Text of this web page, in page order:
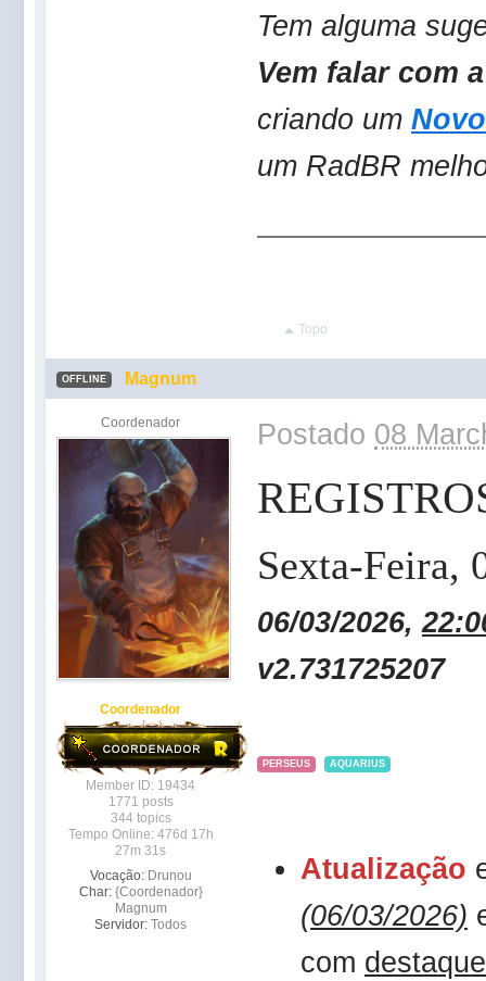
Tem alguma
Vem falar com
criando um
um RadBR
Topo
OFFLINE Magnum
Coordenador
Coordenador
Member ID: 19434
1771 posts
344 topics
Tempo Online: 476d 17h
27m 31s
Vocação: Drunou
Char: {Coordenador}
Magnum
Servidor: Todos
Postado 08
Sexta-Feira,
06/03/2026,
v2.731725207
PERSEUS AQUARIUS
Atualização
(06/03/2026)
com destaque